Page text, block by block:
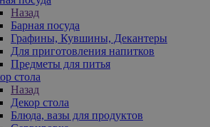
Назад
Барная посуда
Графины, Кувшины, Декантеры
Для приготовления напитков
Предметы для питья
стола
Назад
Декор стола
Блюда, вазы для продуктов